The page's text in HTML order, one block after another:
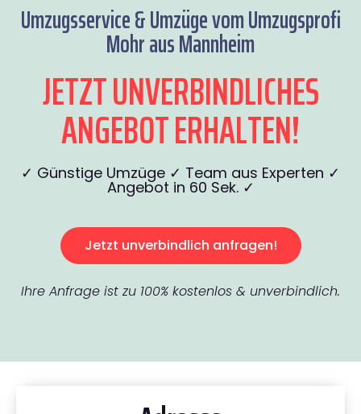
Umzugsservice & Umzüge vom Umzugsprofi
Mohr aus Mannheim
JETZT UNVERBINDLICHES
ANGEBOT ERHALTEN!
✓ Günstige Umzüge ✓ Team aus Experten ✓
Angebot in 60 Sek. ✓
Jetzt unverbindlich anfragen!
Ihre Anfrage ist zu 100% kostenlos & unverbindlich.